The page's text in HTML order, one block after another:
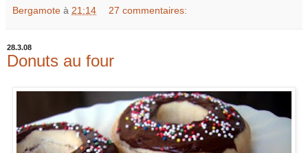
Bergamote à 21:14 27 commentaires:
28.3.08
Donuts au four